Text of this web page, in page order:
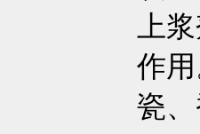
上
作
瓷